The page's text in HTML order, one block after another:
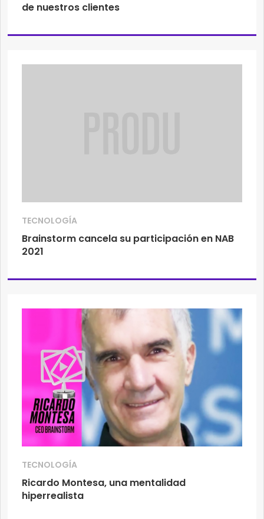
de nuestros clientes
TECNOLOGÍA
Brainstorm cancela su participación en NAB
2021
TECNOLOGÍA
Ricardo Montesa, una mentalidad
hiperrealista